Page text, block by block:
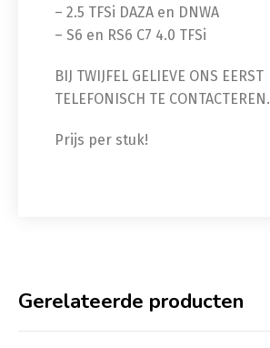
– 2.5 TFSi DAZA en DNWA
– S6 en RS6 C7 4.0 TFSi
BIJ TWIJFEL GELIEVE ONS EERST
TELEFONISCH TE CONTACTEREN.
Prijs per stuk!
Gerelateerde producten